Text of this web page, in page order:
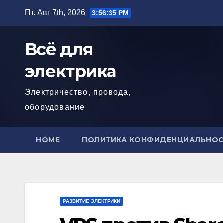
Пт. Авг 7th, 2026 3:56:37 PM
Всё для
электрика
Электричество, провода,
оборудование
HOME ПОЛИТИКА
РАЗВИТИЕ ЭЛЕКТРИКИ